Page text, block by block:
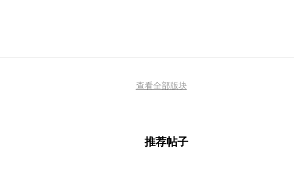
查看全部版块
推荐帖子